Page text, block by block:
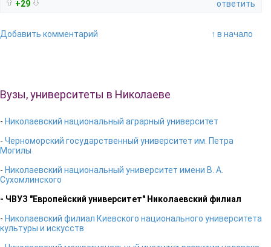
+29 ответить
Добавить комментарий ↑ в начало
Вузы, университеты в Николаеве
- Николаевский национальный аграрный университет
- Черноморский государственный университет им. Петра
Могилы
- Николаевский национальный университет имени В. А.
Сухомлинского
- ЧВУЗ "Европейский университет" Николаевский филиал
- Николаевский филиал Киевского национального университета
культуры и искусств